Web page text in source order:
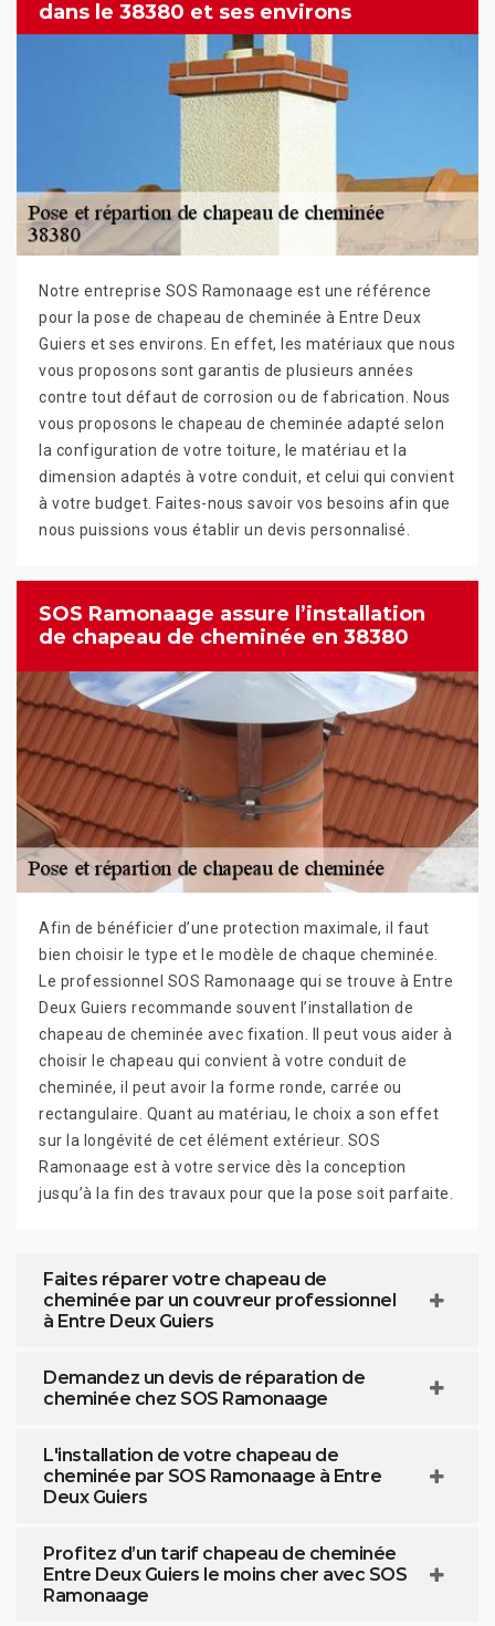
dans le 38380 et ses environs
Notre entreprise SOS Ramonaage est une référence
pour la pose de chapeau de cheminée à Entre Deux
Guiers et ses environs. En effet, les matériaux que nous
vous proposons sont garantis de plusieurs années
contre tout défaut de corrosion ou de fabrication. Nous
vous proposons le chapeau de cheminée adapté selon
la configuration de votre toiture, le matériau et la
dimension adaptés à votre conduit, et celui qui convient
à votre budget. Faites-nous savoir vos besoins afin que
nous puissions vous établir un devis personnalisé.
SOS Ramonaage assure l’installation
de chapeau de cheminée en 38380
Afin de bénéficier d’une protection maximale, il faut
bien choisir le type et le modèle de chaque cheminée.
Le professionnel SOS Ramonaage qui se trouve à Entre
Deux Guiers recommande souvent l’installation de
chapeau de cheminée avec fixation. Il peut vous aider à
choisir le chapeau qui convient à votre conduit de
cheminée, il peut avoir la forme ronde, carrée ou
rectangulaire. Quant au matériau, le choix a son effet
sur la longévité de cet élément extérieur. SOS
Ramonaage est à votre service dès la conception
jusqu’à la fin des travaux pour que la pose soit parfaite.
Faites réparer votre chapeau de
cheminée par un couvreur professionnel
à Entre Deux Guiers
Demandez un devis de réparation de
cheminée chez SOS Ramonaage
L'installation de votre chapeau de
cheminée par SOS Ramonaage à Entre
Deux Guiers
Profitez d’un tarif chapeau de cheminée
Entre Deux Guiers le moins cher avec SOS
Ramonaage